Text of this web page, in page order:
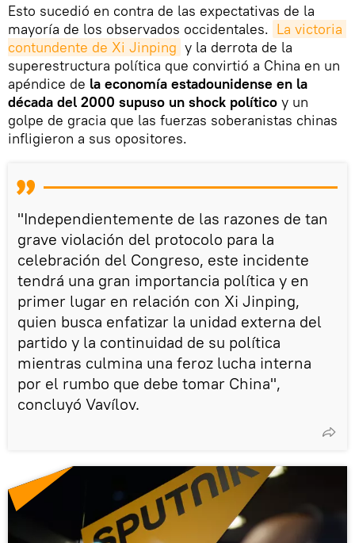
Esto sucedió en contra de las expectativas de la
mayoría de los observados occidentales. La victoria
contundente de Xi Jinping y la derrota de la
superestructura política que convirtió a China en un
apéndice de la economía estadounidense en la
década del 2000 supuso un shock político y un
golpe de gracia que las fuerzas soberanistas chinas
infligieron a sus opositores.
"Independientemente de las razones de tan
grave violación del protocolo para la
celebración del Congreso, este incidente
tendrá una gran importancia política y en
primer lugar en relación con Xi Jinping,
quien busca enfatizar la unidad externa del
partido y la continuidad de su política
mientras culmina una feroz lucha interna
por el rumbo que debe tomar China",
concluyó Vavílov.